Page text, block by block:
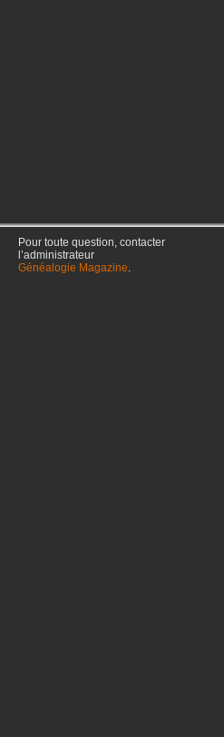
Pour toute question, contacter
l’administrateur
Généalogie Magazine.